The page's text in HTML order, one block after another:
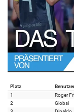
Platz
1
Roger
2
Globsi